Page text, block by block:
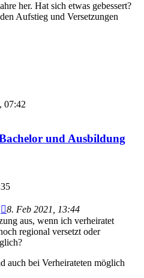
her. Hat sich etwas gebessert?
Aufstieg und Versetzungen
07:42
und Ausbildung
8. Feb 2021, 13:44
aus, wenn ich verheiratet
regional versetzt oder
auch bei Verheirateten möglich